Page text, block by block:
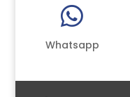

Whatsapp